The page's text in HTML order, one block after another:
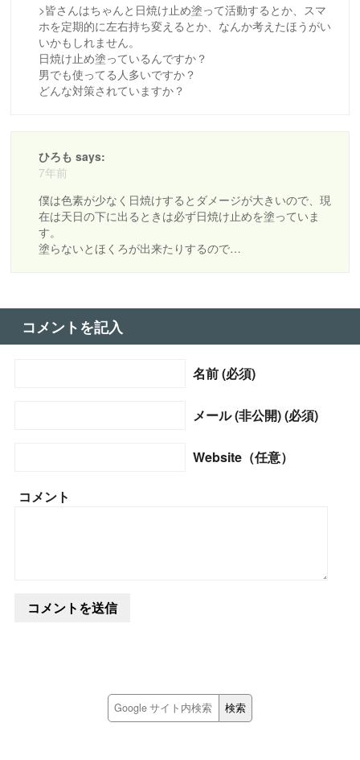
>皆さんはちゃんと日焼け止め塗って活動するとか、スマ
ホを定期的に左右持ち変えるとか、なんか考えたほうがい
いかもしれません。
日焼け止め塗っているんですか？
男でも使ってる人多いですか？
どんな対策されていますか？
ひろも says:
7年前
僕は色素が少なく日焼けするとダメージが大きいので、現
在は天日の下に出るときは必ず日焼け止めを塗っていま
す。
塗らないとほくろが出来たりするので…
コメントを記入
名前 (必須)
メール (非公開) (必須)
Website（任意）
コメント